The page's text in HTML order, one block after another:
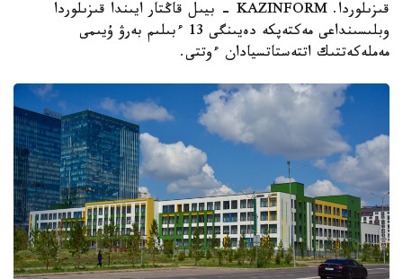
قىزىلوردا. KAZINFORM - بيىل قاڭتار ايىندا قىزىلوردا
وبلىسىنداعى مەكتەپكە دەيىنگى 13 ءبىلىم بەرۋ ۇيىمى
مەملەكەتتىك اتتەستاتسيادان ءوتتى.